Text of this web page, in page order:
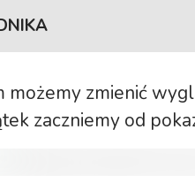
paczek zasobów
w Minecraft?
minecraft
zmienić
zaczniemy od